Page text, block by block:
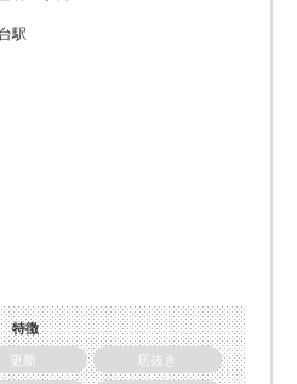
駅
特徴
更新
居抜き